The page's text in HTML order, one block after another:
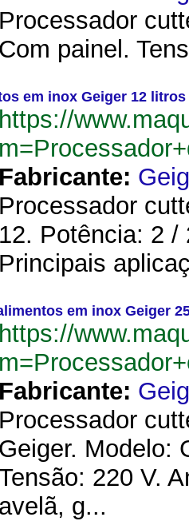
Processador
Com painel.
em inox Geiger 12 litros
https://
Fabricante:
Processador
12. Potência: 2 /
Principais
em inox Geiger
https://
Fabricante:
Processador
Geiger. Modelo:
220 V.
avelã, g...